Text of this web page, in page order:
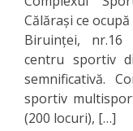
Actelor
Locale
Primăria
Călărași ce
Biruinței, nr.16
centru sportiv
semnificativă.
sportiv
(200 locuri), […]